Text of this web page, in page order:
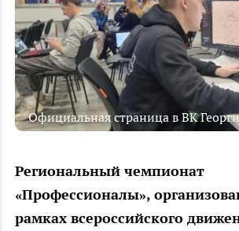
Официальная страница в ВК
Региональный чемпионат
«Профессионалы»,
рамках всероссийского